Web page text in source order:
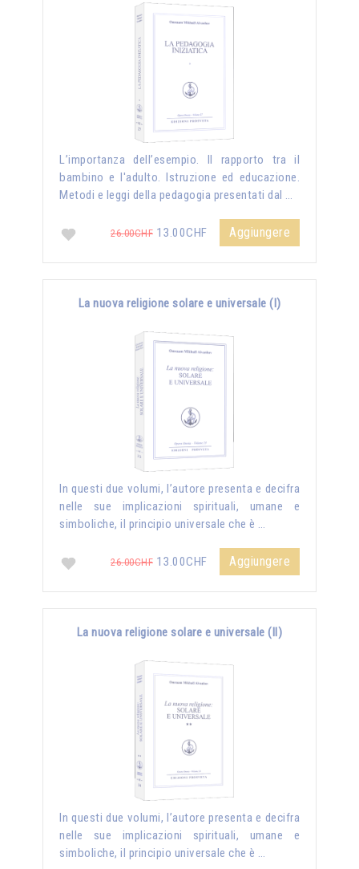
L’importanza dell’esempio. Il rapporto tra il
bambino e l'adulto. Istruzione ed educazione.
Metodi e leggi della pedagogia presentati dal …
26.00CHF 13.00CHF Aggiungere
La nuova religione solare e universale (I)
In questi due volumi, l’autore presenta e decifra
nelle sue implicazioni spirituali, umane e
simboliche, il principio universale che è …
26.00CHF 13.00CHF Aggiungere
La nuova religione solare e universale (II)
In questi due volumi, l’autore presenta e decifra
nelle sue implicazioni spirituali, umane e
simboliche, il principio universale che è …